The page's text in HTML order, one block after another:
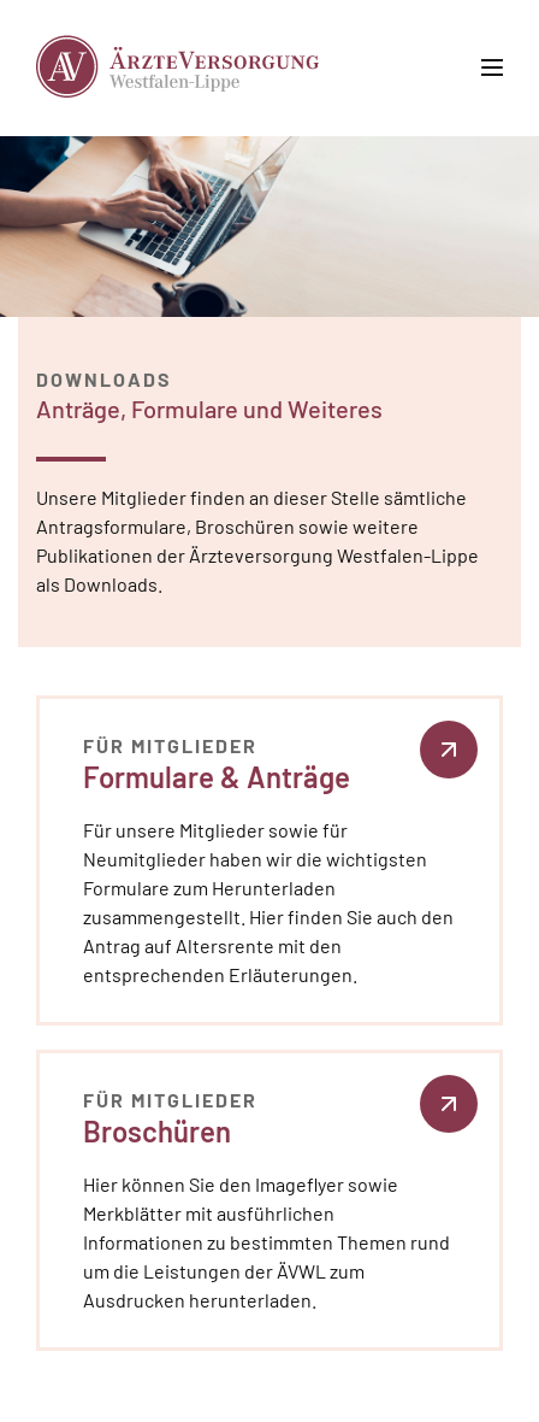
DOWNLOADS
Anträge, Formulare und Weiteres
Unsere Mitglieder finden an dieser Stelle sämtliche
Antragsformulare, Broschüren sowie weitere
Publikationen der Ärzteversorgung Westfalen-Lippe
als Downloads.
FÜR MITGLIEDER
Formulare & Anträge
Für unsere Mitglieder sowie für
Neumitglieder haben wir die wichtigsten
Formulare zum Herunterladen
zusammengestellt. Hier finden Sie auch den
Antrag auf Altersrente mit den
entsprechenden Erläuterungen.
FÜR MITGLIEDER
Broschüren
Hier können Sie den Imageflyer sowie
Merkblätter mit ausführlichen
Informationen zu bestimmten Themen rund
um die Leistungen der ÄVWL zum
Ausdrucken herunterladen.